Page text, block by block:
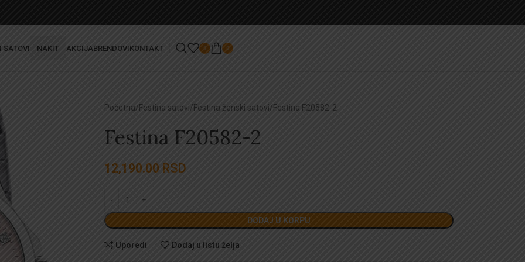
SATOVI NAKIT AKCIJABRENDOVI KONTAKT 0 0
Početna Festina satovi Festina ženski satovi Festina F20582-2
Festina F20582-2
12,190.00 RSD
DODAJ U KORPU
Uporedi Dodaj u listu želja